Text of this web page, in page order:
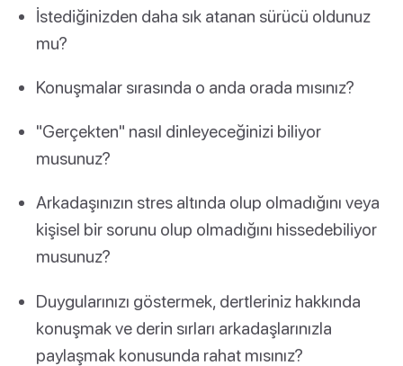
İstediğinizden daha sık atanan sürücü oldunuz
mu?
Konuşmalar sırasında o anda orada mısınız?
"Gerçekten" nasıl dinleyeceğinizi biliyor
musunuz?
Arkadaşınızın stres altında olup olmadığını veya
kişisel bir sorunu olup olmadığını hissedebiliyor
musunuz?
Duygularınızı göstermek, dertleriniz hakkında
konuşmak ve derin sırları arkadaşlarınızla
paylaşmak konusunda rahat mısınız?